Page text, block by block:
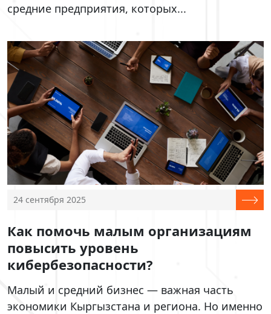
средние предприятия, которых...
24 сентября 2025
Как помочь малым организациям
повысить уровень
кибербезопасности?
Малый и средний бизнес — важная часть
экономики Кыргызстана и региона. Но именно